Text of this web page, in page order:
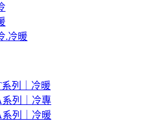
.冷暖
列｜冷暖
列｜冷專
列｜冷暖